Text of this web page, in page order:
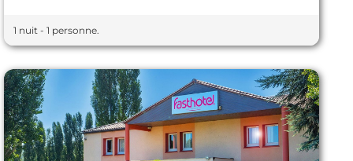
1 nuit - 1 personne.